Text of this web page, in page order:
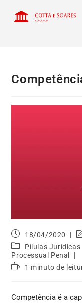
18/04/2020
Pílulas Jurídicas
Processual Penal
1 minuto de
Competência é a